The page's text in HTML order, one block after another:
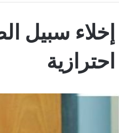
إخلاء سبيل
احترازية